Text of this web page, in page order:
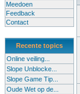
Meedoen
Feedback
Contact
Recente topics
Online veiling...
Slope Unblocke...
Slope Game Tip...
Oude Wet op de...